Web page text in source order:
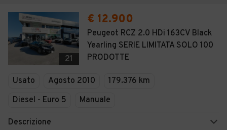
Moto
Camper
Veicoli Commerciali
21
€ 12.900
Peugeot RCZ 2.0 HDi 163CV Black
Yearling SERIE LIMITATA SOLO 100
PRODOTTE
Usato Agosto 2010
179.376 km
Diesel - Euro 5
Manuale
Descrizione